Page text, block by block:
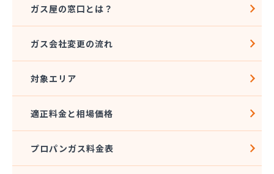
ガス屋の窓口とは？
ガス会社変更の流れ
対象エリア
適正料金と相場価格
プロパンガス料金表